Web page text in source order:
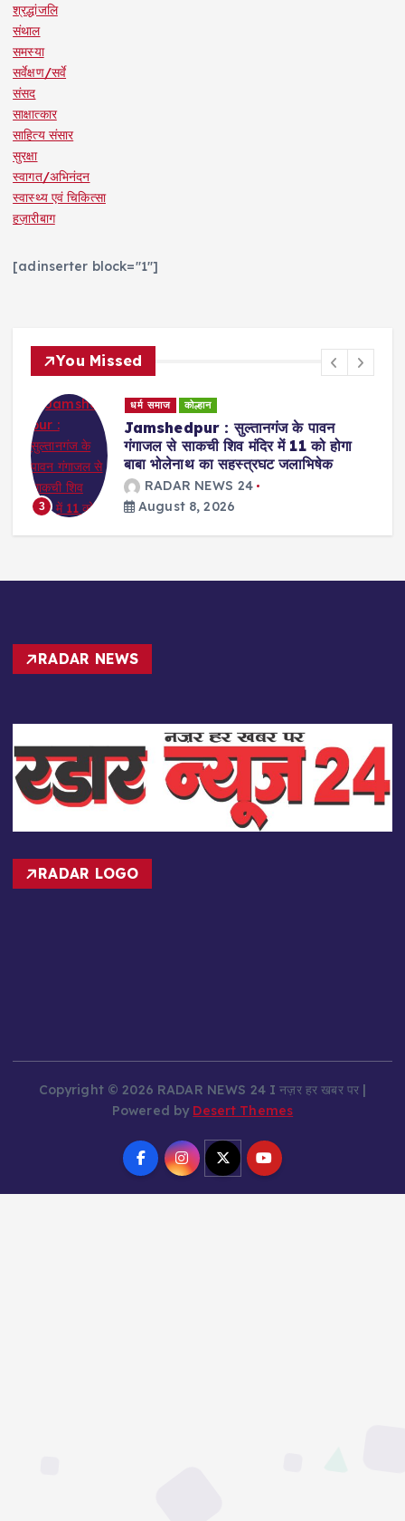
श्रद्धांजलि
संथाल
समस्या
सर्वेक्षण/सर्वे
संसद
साक्षात्कार
साहित्य संसार
सुरक्षा
स्वागत/अभिनंदन
स्वास्थ्य एवं चिकित्सा
हज़ारीबाग
[adinserter block="1"]
You Missed
3
धर्म समाज कोल्हान
Jamshedpur : सुल्तानगंज के पावन
गंगाजल से साकची शिव मंदिर में 11 को होगा
बाबा भोलेनाथ का सहस्त्रघट जलाभिषेक
RADAR NEWS 24
August 8, 2026
RADAR NEWS
RADAR LOGO
Copyright © 2026 RADAR NEWS 24 I नज़र हर खबर पर |
Powered by Desert Themes